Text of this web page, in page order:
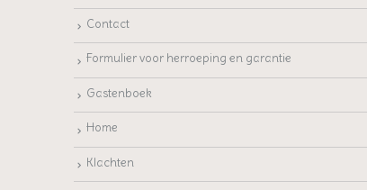
Contact
Formulier voor herroeping en garantie
Gastenboek
Home
Klachten